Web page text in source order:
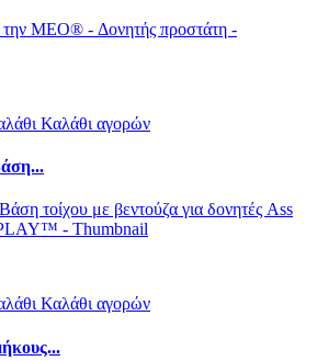
Καλάθι αγορών
Καλάθι αγορών